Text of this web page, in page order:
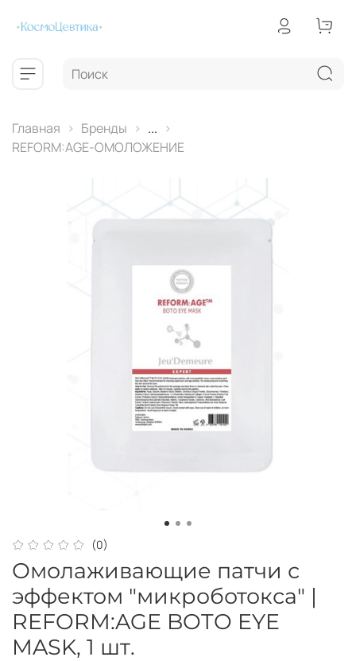
Главная Бренды
...
REFORM:AGE-ОМОЛОЖЕНИЕ
(0)
Омолаживающие патчи с
эффектом "микроботокса" |
REFORM:AGE BOTO EYE
MASK, 1 шт.